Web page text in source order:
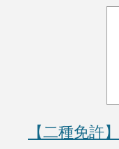
【二種免許